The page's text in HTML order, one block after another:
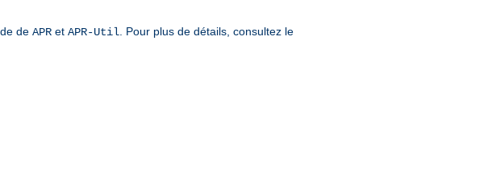
de APR et APR-Util . Pour plus de détails, consultez le